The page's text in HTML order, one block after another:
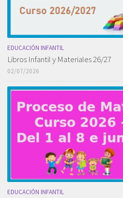
EDUCACIÓN INFANTIL
Libros Infantil y Materiales 26/27
02/07/2026
EDUCACIÓN INFANTIL